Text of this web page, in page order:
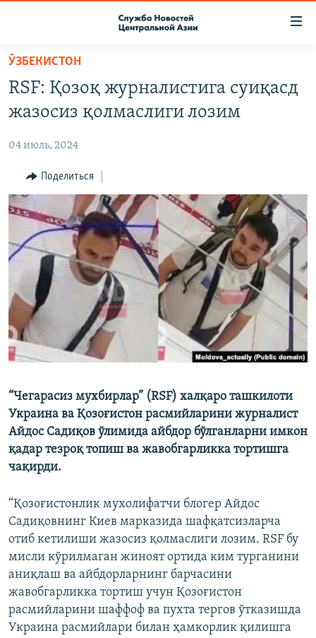
Вернуться
основному
содержанию
навигации
Вернутся
поиску
ПОДПИСКА
RFE/RL ДИРЕКТ
НАСТОЯЩЕЕ ВРЕМЯ
МИГРАНТ МЕДИА
ӮЗБЕКИСТОН
RSF: Қозоқ журналистига суиқасд
жазосиз қолмаслиги лозим
04 июль, 2024
Поделиться
“Чегарасиз мухбирлар” (RSF) халқаро ташкилоти
Украина ва Қозоғистон расмийларини журналист
Айдос Садиқов ўлимида айбдор бўлганларни имкон
қадар тезроқ топиш ва жавобгарликка тортишга
чақирди.
“Қозоғистонлик мухолифатчи блогер Айдос
Садиқовнинг Киев марказида шафқатсизларча
отиб кетилиши жазосиз қолмаслиги лозим. RSF бу
мисли кўрилмаган жиноят ортида ким турганини
аниқлаш ва айбдорларнинг барчасини
жавобгарликка тортиш учун Қозоғистон
расмийларини шаффоф ва пухта тергов ўтказишда
Украина расмийлари билан ҳамкорлик қилишга